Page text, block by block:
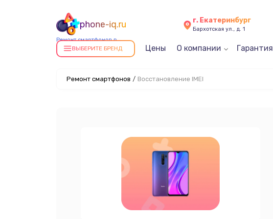
phone-iq.ru
Ремонт смартфонов в
Екатеринбурге
г. Екатеринбург
Бархотская ул., д. 1
ВЫБЕРИТЕ БРЕНД Цены О компании Гарантия
Ремонт смартфонов / Восстановление IMEI